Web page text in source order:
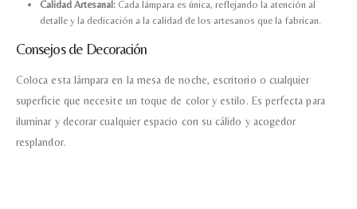
Calidad Artesanal:Cada lámpara es única, reflejando la atención al
detalle y la dedicación a la calidad de los artesanos que la fabrican.
Consejos de Decoración
Coloca esta lámpara en la mesa de noche, escritorio o cualquier
superficie que necesite un toque de color y estilo. Es perfecta para
iluminar y decorar cualquier espacio con su cálido y acogedor
resplandor.